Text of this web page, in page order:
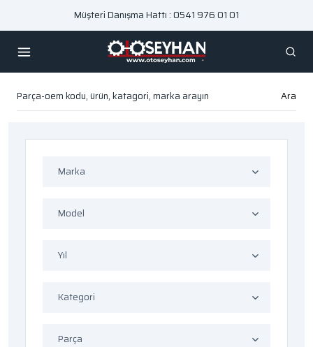
Müşteri Danışma Hattı : 0541 976 01 01
Ara
Marka
Model
Yıl
Kategori
Parça